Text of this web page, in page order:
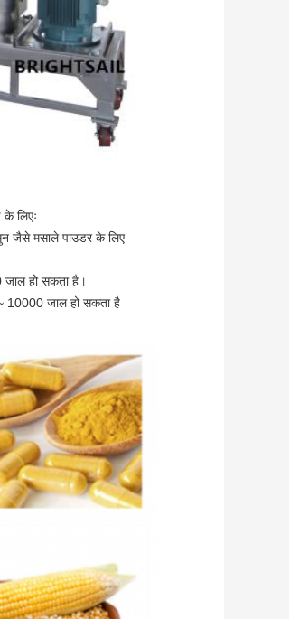
लिएः
जैसे मसाले पाउडर के लिए
जाल हो सकता है।
10000 जाल हो सकता है